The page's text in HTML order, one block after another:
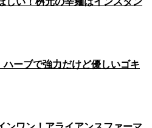
ーブで強力だけど優しいゴキ